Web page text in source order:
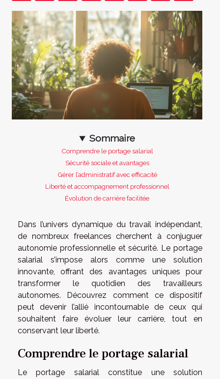
Sommaire
Comprendre le portage salarial
Sécurité sociale et avantages
Gérer l’administratif avec efficacité
Liberté et accompagnement professionnel
Évolution de carrière facilitée
Dans l’univers dynamique du travail indépendant,
de nombreux freelances cherchent à conjuguer
autonomie professionnelle et sécurité. Le portage
salarial s’impose alors comme une solution
innovante, offrant des avantages uniques pour
transformer le quotidien des travailleurs
autonomes. Découvrez comment ce dispositif
peut devenir l’allié incontournable de ceux qui
souhaitent faire évoluer leur carrière, tout en
conservant leur liberté.
Comprendre le portage salarial
Le portage salarial constitue une solution